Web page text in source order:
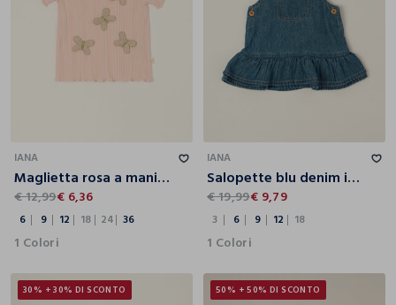
IANA
Maglietta rosa a maniche corte in misto cotone con applicazioni da neonata
€ 12,99€ 6,36
6 9 12 18 24 36
1 Colori
IANA
Salopette blu denim in puro cotone da neonata
€ 19,99€ 9,79
3 6 9 12 18
1 Colori
30% + 30% DI SCONTO 50% + 50% DI SCONTO